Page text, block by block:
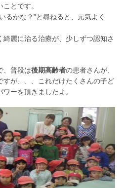
とです。
るかな？”と尋ねると、元気よく
麗に治る治療が、少しずつ認知さ
、普段は後期高齢者の患者さんが、
すが、、、これだけたくさんの子ど
ーを頂きましたよ。